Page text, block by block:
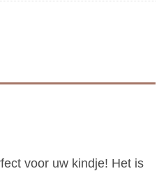
voor uw kindje! Het is